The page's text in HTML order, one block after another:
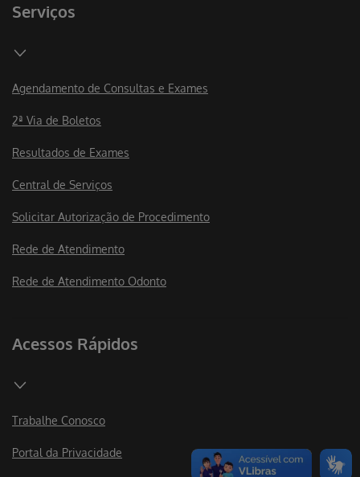
Serviços
Agendamento de Consultas e Exames
2ª Via de Boletos
Resultados de Exames
Central de Serviços
Solicitar Autorização de Procedimento
Rede de Atendimento
Rede de Atendimento Odonto
Acessos Rápidos
Trabalhe Conosco
Portal da Privacidade